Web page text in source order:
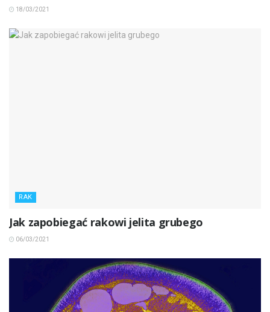
18/03/2021
RAK
Jak zapobiegać rakowi jelita grubego
06/03/2021